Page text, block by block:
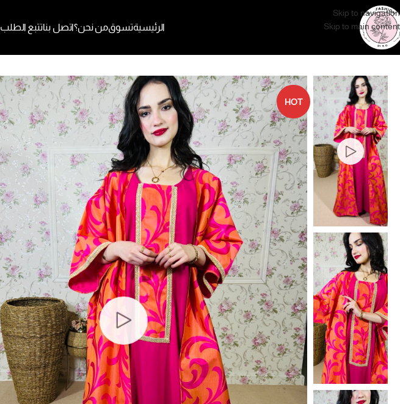
Skip to navigation
Skip to main content
الرئيسيةتسوقمن نحن؟اتصل بناتتبع الطلب
الرئيسية
HOT